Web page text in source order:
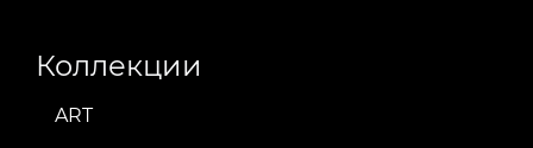
Коллекции
ART